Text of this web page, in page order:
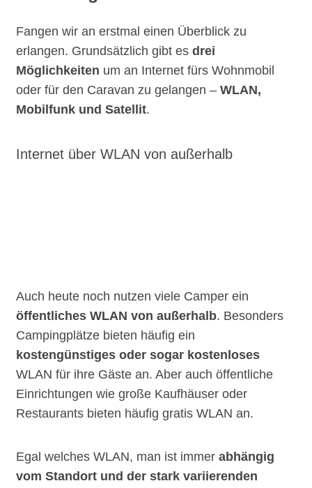
Fangen wir an erstmal einen Überblick zu
erlangen. Grundsätzlich gibt es drei
Möglichkeiten um an Internet fürs Wohnmobil
oder für den Caravan zu gelangen – WLAN,
Mobilfunk und Satellit.
Internet über WLAN von außerhalb
Auch heute noch nutzen viele Camper ein
öffentliches WLAN von außerhalb. Besonders
Campingplätze bieten häufig ein
kostengünstiges oder sogar kostenloses
WLAN für ihre Gäste an. Aber auch öffentliche
Einrichtungen wie große Kaufhäuser oder
Restaurants bieten häufig gratis WLAN an.
Egal welches WLAN, man ist immer abhängig
vom Standort und der stark variierenden